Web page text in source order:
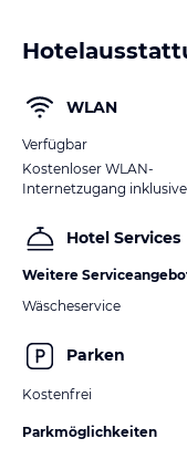
WLAN
Verfügbar
Kostenloser WLAN-
Internetzugang inklusive
Hotel Services
Weitere
Wäscheservice
Parken
Kostenfrei
Parkmöglichkeiten